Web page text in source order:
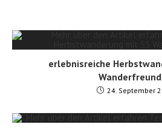
erlebnisreiche
24. September